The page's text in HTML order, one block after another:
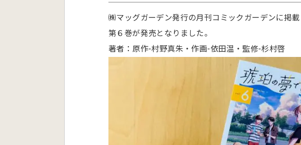
㈱マッグガーデン発行の月刊コミックガーデンに掲
第６巻が発売となりました。
著者：原作-村野真朱・作画-依田温・監修-杉村啓